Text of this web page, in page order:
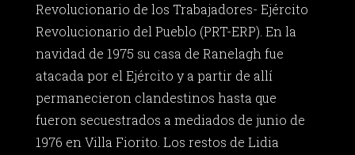
Revolucionario de los Trabajadores- Ejército
Revolucionario del Pueblo (PRT-ERP). En la
navidad de 1975 su casa de Ranelagh fue
atacada por el Ejército y a partir de allí
permanecieron clandestinos hasta que
fueron secuestrados a mediados de junio de
1976 en Villa Fiorito. Los restos de Lidia